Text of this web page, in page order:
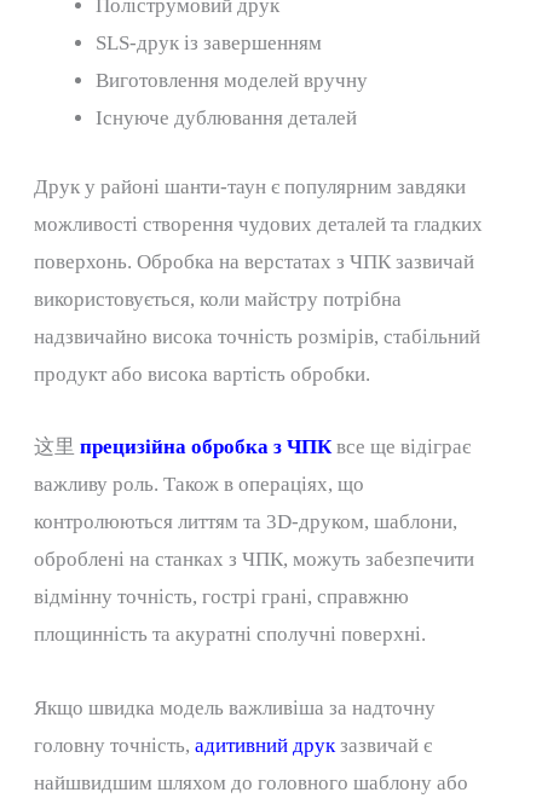
Поліструмовий друк
SLS-друк із завершенням
Виготовлення моделей вручну
Існуюче дублювання деталей
Друк у районі шанти-таун є популярним завдяки
можливості створення чудових деталей та гладких
поверхонь. Обробка на верстатах з ЧПК зазвичай
використовується, коли майстру потрібна
надзвичайно висока точність розмірів, стабільний
продукт або висока вартість обробки.
这里прецизійна обробка з ЧПКвсе ще відіграє
важливу роль. Також в операціях, що
контролюються литтям та 3D-друком, шаблони,
оброблені на станках з ЧПК, можуть забезпечити
відмінну точність, гострі грані, справжню
площинність та акуратні сполучні поверхні.
Якщо швидка модель важливіша за надточну
головну точність,адитивний друкзазвичай є
найшвидшим шляхом до головного шаблону або